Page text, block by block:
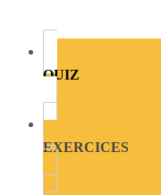
QUIZ
EXERCICES